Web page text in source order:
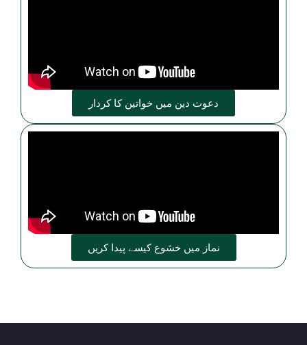
دعوت دین میں خواتین کا کردار
نماز میں خشوع کیسے پیدا کریں